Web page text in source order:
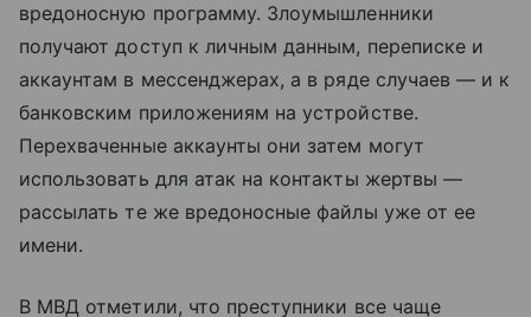
вредоносную программу. Злоумышленники
получают доступ к личным данным, переписке и
аккаунтам в мессенджерах, а в ряде случаев — и к
банковским приложениям на устройстве.
Перехваченные аккаунты они затем могут
использовать для атак на контакты жертвы —
рассылать те же вредоносные файлы уже от ее
имени.
В МВД отметили, что преступники все чаще